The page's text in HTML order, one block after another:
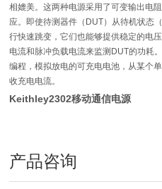
相媲美。这两种电源采用了可变输出电
应。即使待测器件（ DUT）从待机状态
行快速跳变，它们也能够提供稳定的电
电流和脉冲负载电流来监测 DUT的功耗
编程，模拟放电的可充电电池，从某个
收充电电流。
Keithley2302移动通信电源
产品咨询